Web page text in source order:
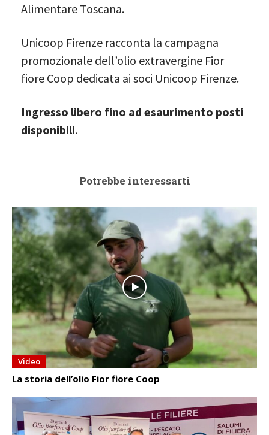
Alimentare Toscana.
Unicoop Firenze racconta la campagna
promozionale dell’olio extravergine Fior
fiore Coop dedicata ai soci Unicoop Firenze.
Ingresso libero fino ad esaurimento posti
disponibili.
Potrebbe interessarti
Video
La storia dell’olio Fior fiore Coop